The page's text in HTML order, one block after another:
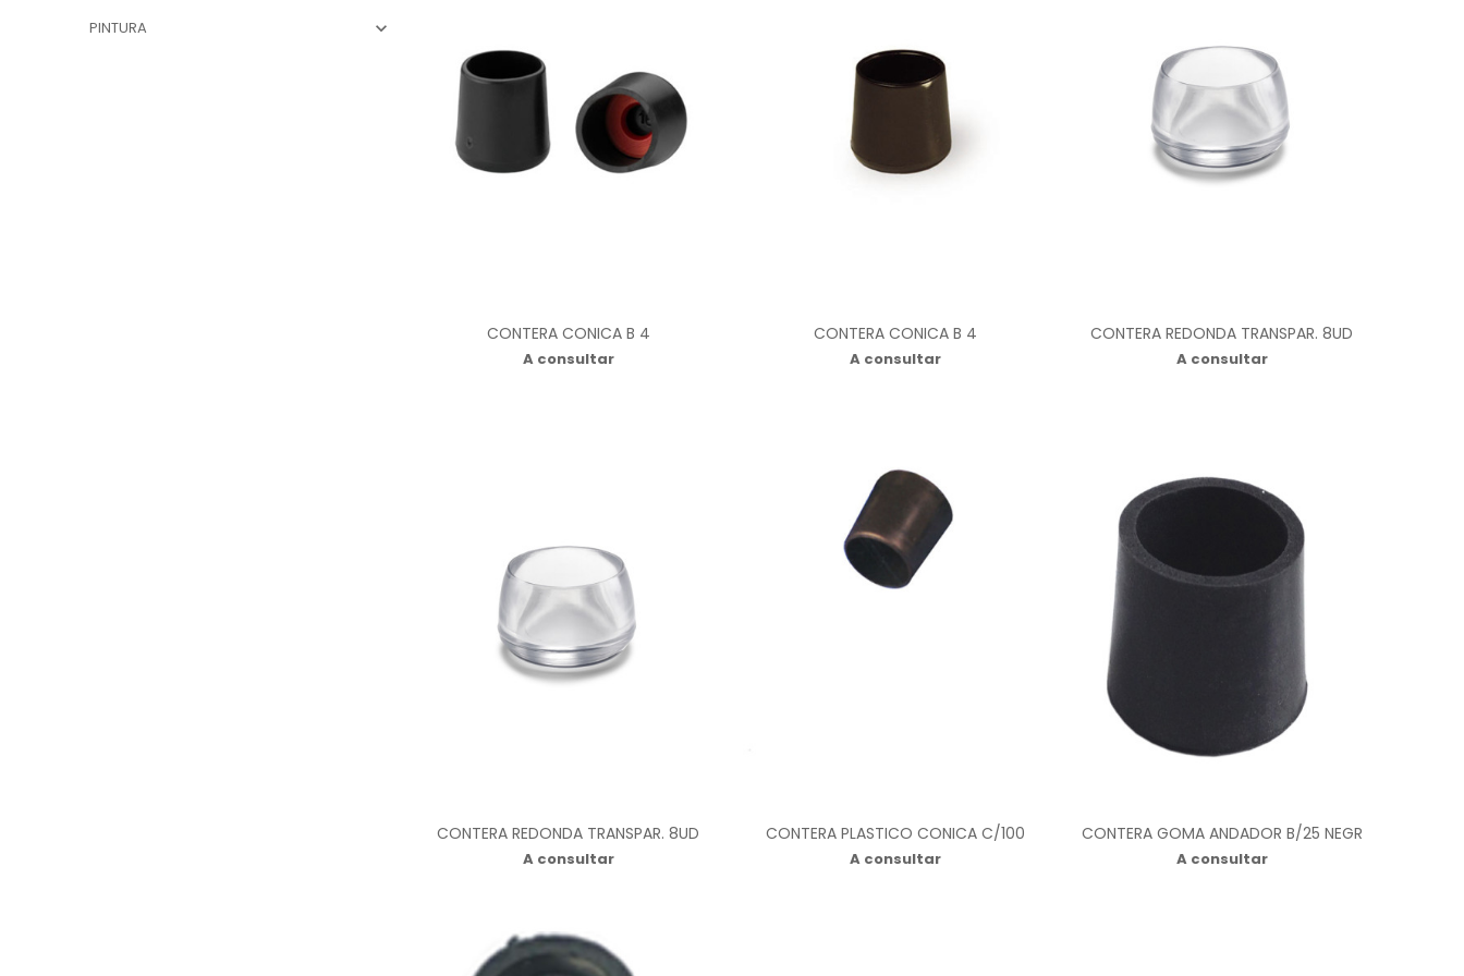
PINTURA 
CONTERA CONICA B 4
A consultar
CONTERA CONICA B 4
A consultar
CONTERA REDONDA TRANSPAR. 8UD
A consultar
CONTERA REDONDA TRANSPAR. 8UD
A consultar
CONTERA PLASTICO CONICA C/100
A consultar
CONTERA GOMA ANDADOR B/25 NEGR
A consultar